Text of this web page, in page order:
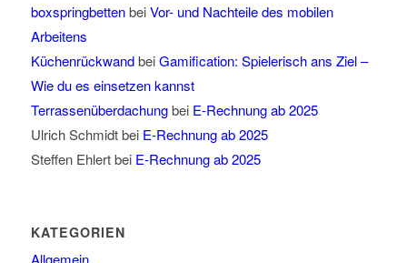
boxspringbettenbeiVor- und Nachteile des mobilen
Arbeitens
KüchenrückwandbeiGamification: Spielerisch ans Ziel –
Wie du es einsetzen kannst
Terrassenüberdachungbei E-Rechnung ab 2025
Ulrich Schmidtbei E-Rechnung ab 2025
Steffen Ehlertbei E-Rechnung ab 2025
KATEGORIEN
Allgemein